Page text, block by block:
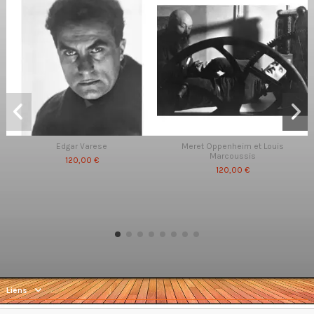
Edgar Varese
120,00 €
Meret Oppenheim et Louis
Marcoussis
120,00 €
Liens